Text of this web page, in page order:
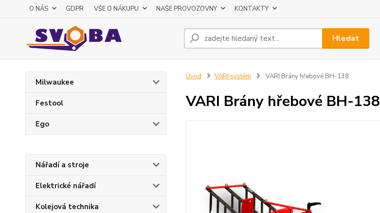
O NÁS GDPR VŠE O NÁKUPU NAŠE PROVOZOVNY KONTAKTY
Hledat
Milwaukee
Festool
Ego
Nářadí a stroje
Elektrické nářadí
Kolejová technika
Úvod VARI systém VARI Brány hřebové BH-138
VARI Brány hřebové BH-138